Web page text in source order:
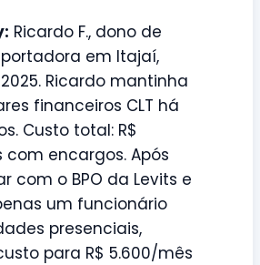
Ricardo F., dono de
em Itajaí,
Ricardo mantinha
financeiros CLT há
Custo total: R$
com encargos. Após
com o BPO da Levits e
um funcionário
presenciais,
para R$ 5.600/mês